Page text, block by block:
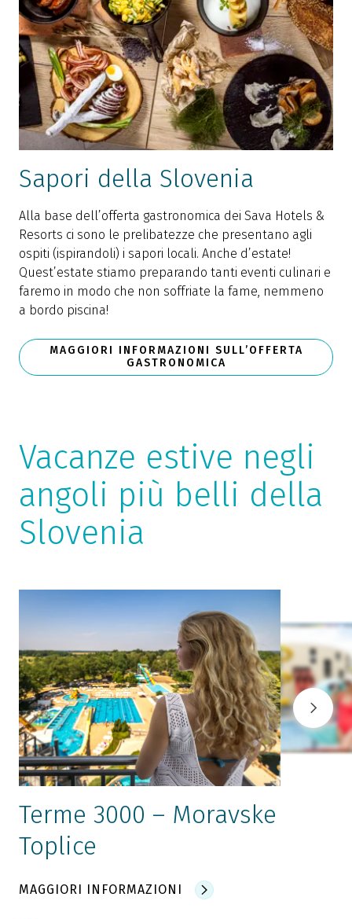
Sapori della Slovenia
Alla base dell’offerta gastronomica dei Sava Hotels &
Resorts ci sono le prelibatezze che presentano agli
ospiti (ispirandoli) i sapori locali. Anche d’estate!
Quest’estate stiamo preparando tanti eventi culinari e
faremo in modo che non soffriate la fame, nemmeno
a bordo piscina!
MAGGIORI INFORMAZIONI SULL’OFFERTA
GASTRONOMICA
Vacanze estive negli
angoli più belli della
Slovenia
Terme 3000 – Moravske
Toplice
MAGGIORI INFORMAZIONI